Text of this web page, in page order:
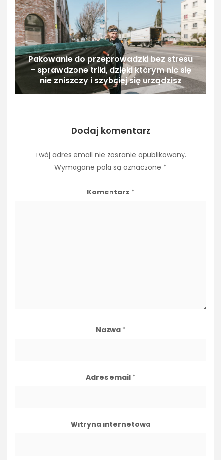
Pakowanie do przeprowadzki bez stresu
– sprawdzone triki, dzięki którym nic się
nie zniszczy i szybciej się urządzisz
Dodaj komentarz
Twój adres email nie zostanie opublikowany.
Wymagane pola są oznaczone *
Komentarz *
Nazwa *
Adres email *
Witryna internetowa